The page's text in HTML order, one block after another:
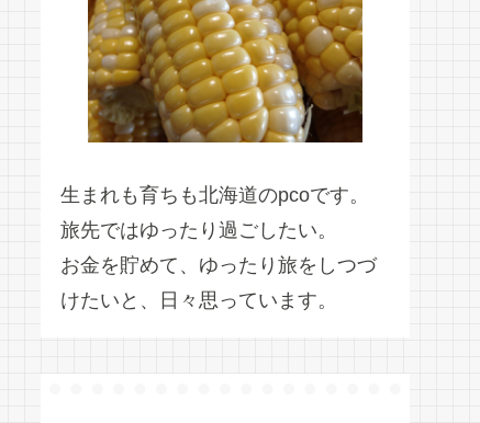
生まれも育ちも北海道のpcoです。
旅先ではゆったり過ごしたい。
お金を貯めて、ゆったり旅をしつづ
けたいと、日々思っています。